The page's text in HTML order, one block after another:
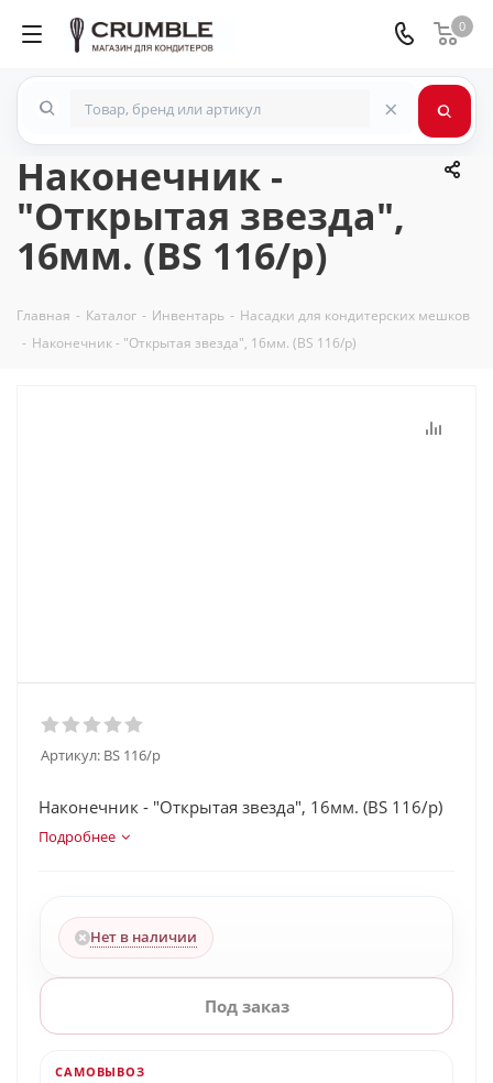
0
×
Наконечник -
"Открытая звезда",
16мм. (BS 116/p)
Главная - Каталог - Инвентарь - Насадки для кондитерских мешков
- Наконечник - "Открытая звезда", 16мм. (BS 116/p)
Артикул: BS 116/p
Наконечник - "Открытая звезда", 16мм. (BS 116/p)
Подробнее
Нет в наличии
Под заказ
САМОВЫВОЗ